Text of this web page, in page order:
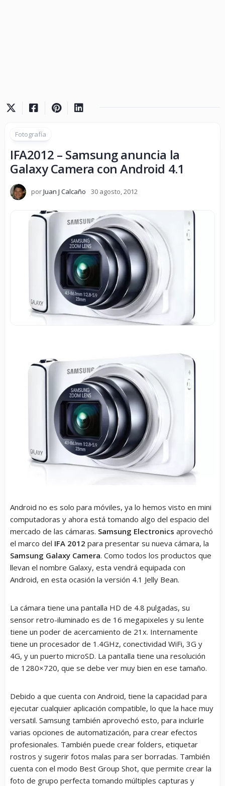
Fotografía
IFA2012 – Samsung anuncia la
Galaxy Camera con Android 4.1
porJuan J Calcaño 30 agosto, 2012
Android no es solo para móviles, ya lo hemos visto en mini
computadoras y ahora está tomando algo del espacio del
mercado de las cámaras. Samsung Electronics aprovechó
el marco del IFA 2012 para presentar su nueva cámara, la
Samsung Galaxy Camera. Como todos los productos que
llevan el nombre Galaxy, esta vendrá equipada con
Android, en esta ocasión la versión 4.1 Jelly Bean.
La cámara tiene una pantalla HD de 4.8 pulgadas, su
sensor retro-iluminado es de 16 megapixeles y su lente
tiene un poder de acercamiento de 21x. Internamente
tiene un procesador de 1.4GHz, conectividad WiFi, 3G y
4G, y un puerto microSD. La pantalla tiene una resolución
de 1280×720, que se debe ver muy bien en ese tamaño.
Debido a que cuenta con Android, tiene la capacidad para
ejecutar cualquier aplicación compatible, lo que la hace muy
versatil. Samsung también aprovechó esto, para incluirle
varias opciones de automatización, para crear efectos
profesionales. También puede crear folders, etiquetar
rostros y sugerir fotos malas para ser borradas. También
cuenta con el modo Best Group Shot, que permite crear la
foto de grupo perfecta tomando múltiples capturas y